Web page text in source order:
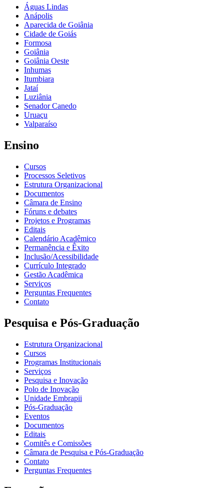
Águas Lindas
Anápolis
Aparecida de Goiânia
Cidade de Goiás
Formosa
Goiânia
Goiânia Oeste
Inhumas
Itumbiara
Jataí
Luziânia
Senador Canedo
Uruaçu
Valparaíso
Ensino
Cursos
Processos Seletivos
Estrutura Organizacional
Documentos
Câmara de Ensino
Fóruns e debates
Projetos e Programas
Editais
Calendário Acadêmico
Permanência e Êxito
Inclusão/Acessibilidade
Currículo Integrado
Gestão Acadêmica
Serviços
Perguntas Frequentes
Contato
Pesquisa e Pós-Graduação
Estrutura Organizacional
Cursos
Programas Institucionais
Serviços
Pesquisa e Inovação
Polo de Inovação
Unidade Embrapii
Pós-Graduação
Eventos
Documentos
Editais
Comitês e Comissões
Câmara de Pesquisa e Pós-Graduação
Contato
Perguntas Frequentes